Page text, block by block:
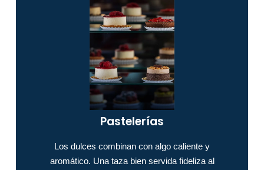
Pastelerías
Los dulces combinan con algo caliente y
aromático. Una taza bien servida fideliza al